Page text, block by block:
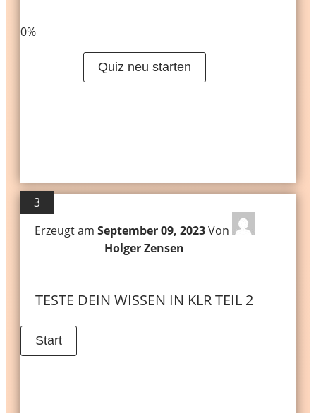
0%
Quiz neu starten
3
Erzeugt am September 09, 2023Von
Holger Zensen
TESTE DEIN WISSEN IN KLR TEIL 2